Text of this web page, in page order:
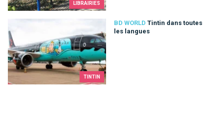
LIBRAIRIES
TINTIN
BD WORLD Tintin dans toutes
les langues